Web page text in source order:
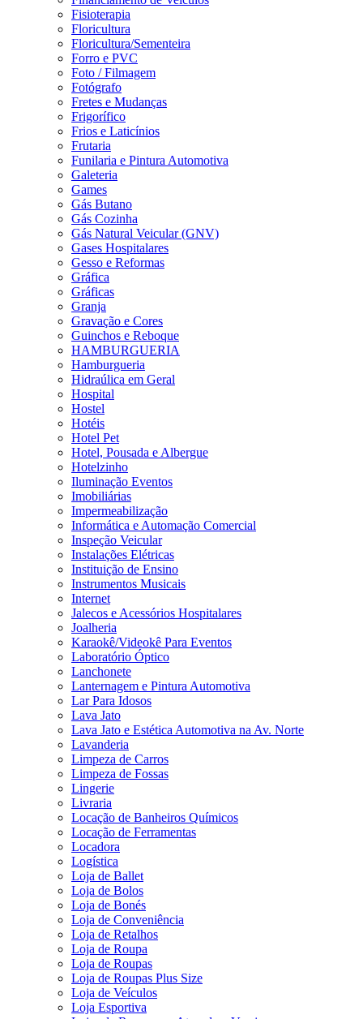
Fisioterapia
Floricultura
Floricultura/Sementeira
Forro e PVC
Foto / Filmagem
Fotógrafo
Fretes e Mudanças
Frigorífico
Frios e Laticínios
Frutaria
Funilaria e Pintura Automotiva
Galeteria
Games
Gás Butano
Gás Cozinha
Gás Natural Veicular (GNV)
Gases Hospitalares
Gesso e Reformas
Gráfica
Gráficas
Granja
Gravação e Cores
Guinchos e Reboque
HAMBURGUERIA
Hamburgueria
Hidraúlica em Geral
Hospital
Hostel
Hotéis
Hotel Pet
Hotel, Pousada e Albergue
Hotelzinho
Iluminação Eventos
Imobiliárias
Impermeabilização
Informática e Automação Comercial
Inspeção Veicular
Instalações Elétricas
Instituição de Ensino
Instrumentos Musicais
Internet
Jalecos e Acessórios Hospitalares
Joalheria
Karaokê/Videokê Para Eventos
Laboratório Óptico
Lanchonete
Lanternagem e Pintura Automotiva
Lar Para Idosos
Lava Jato
Lava Jato e Estética Automotiva na Av. Norte
Lavanderia
Limpeza de Carros
Limpeza de Fossas
Lingerie
Livraria
Locação de Banheiros Químicos
Locação de Ferramentas
Locadora
Logística
Loja de Ballet
Loja de Bolos
Loja de Bonés
Loja de Conveniência
Loja de Retalhos
Loja de Roupa
Loja de Roupas
Loja de Roupas Plus Size
Loja de Veículos
Loja Esportiva